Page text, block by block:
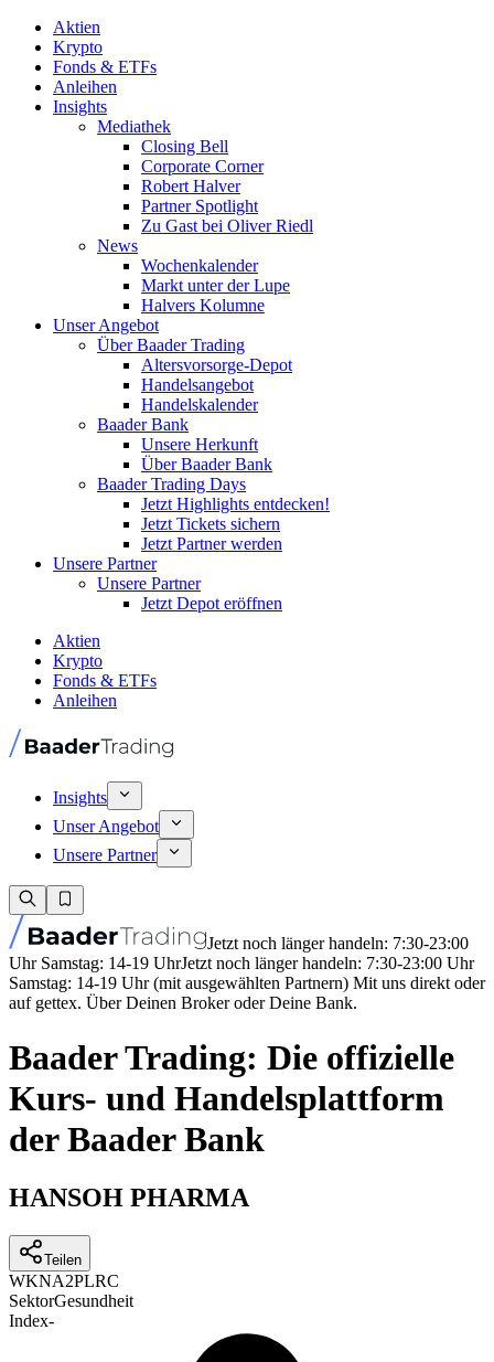
Aktien
Krypto
Fonds & ETFs
Anleihen
Insights
Mediathek
Closing Bell
Corporate Corner
Robert Halver
Partner Spotlight
Zu Gast bei Oliver Riedl
News
Wochenkalender
Markt unter der Lupe
Halvers Kolumne
Unser Angebot
Über Baader Trading
Altersvorsorge-Depot
Handelsangebot
Handelskalender
Baader Bank
Unsere Herkunft
Über Baader Bank
Baader Trading Days
Jetzt Highlights entdecken!
Jetzt Tickets sichern
Jetzt Partner werden
Unsere Partner
Unsere Partner
Jetzt Depot eröffnen
Aktien
Krypto
Fonds & ETFs
Anleihen
Insights
Unser Angebot
Unsere Partner
Jetzt noch länger handeln: 7:30-23:00
Uhr Samstag: 14-19 UhrJetzt noch länger handeln: 7:30-23:00 Uhr
Samstag: 14-19 Uhr (mit ausgewählten Partnern) Mit uns direkt oder
auf gettex. Über Deinen Broker oder Deine Bank.
Baader Trading: Die offizielle
Kurs- und Handelsplattform
der Baader Bank
HANSOH PHARMA
Teilen
WKNA2PLRC
SektorGesundheit
Index-